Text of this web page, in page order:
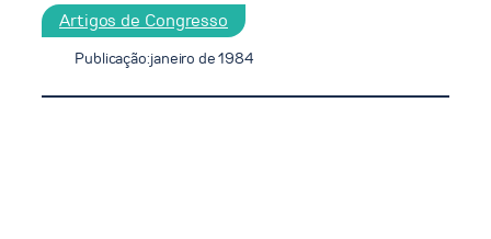
Artigos de Congresso
Publicação:janeiro de 1984